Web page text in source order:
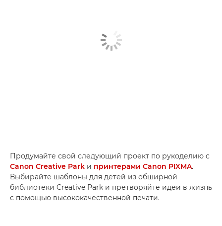
Продумайте свой следующий проект по рукоделию с
Canon Creative Park и принтерами Canon PIXMA.
Выбирайте шаблоны для детей из обширной
библиотеки Creative Park и претворяйте идеи в жизнь
с помощью высококачественной печати.